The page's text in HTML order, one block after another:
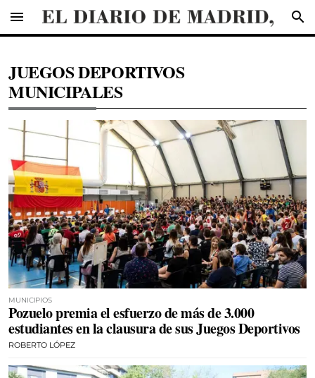
menu search
JUEGOS DEPORTIVOS
MUNICIPALES
MUNICIPIOS
Pozuelo premia el esfuerzo de más de 3.000
estudiantes en la clausura de sus Juegos Deportivos
ROBERTO LÓPEZ